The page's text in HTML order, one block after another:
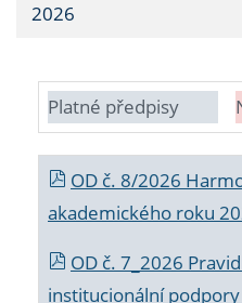
2026
Platné předpisy
OD č. 8/2026
akademického roku
OD č. 7_2026
institucionální